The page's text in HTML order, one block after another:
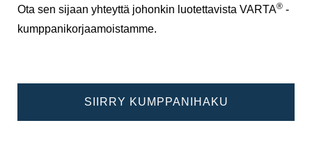
Ota sen sijaan yhteyttä johonkin luotettavista VARTA® -
kumppanikorjaamoistamme.
SIIRRY KUMPPANIHAKU